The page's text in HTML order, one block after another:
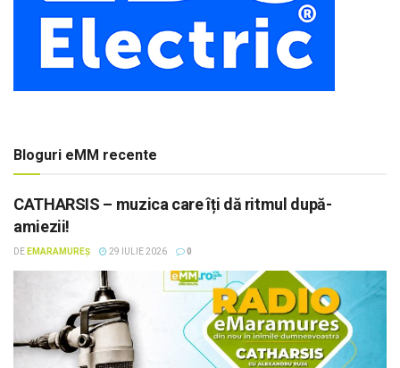
Bloguri eMM recente
CATHARSIS – muzica care îți dă ritmul după-
amiezii!
DE EMARAMUREȘ 29 IULIE 2026 0